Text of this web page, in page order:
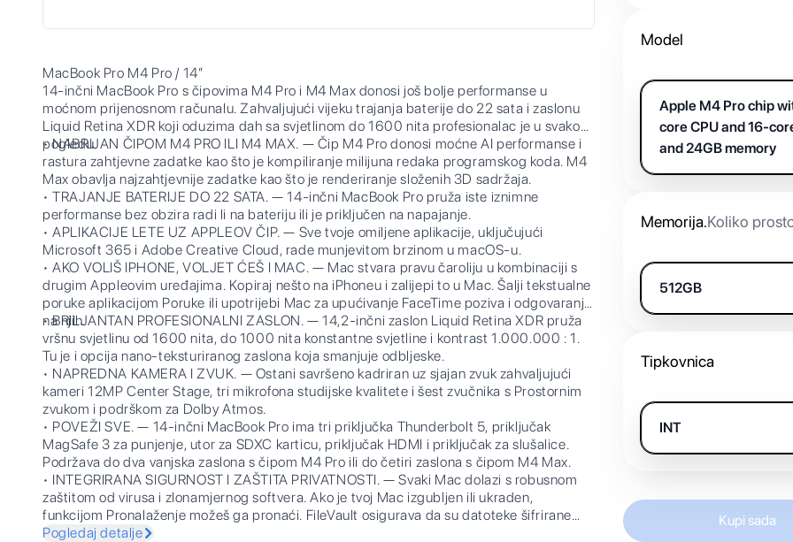
MacBook Pro M4 Pro / 14”
14-inčni MacBook Pro s čipovima M4 Pro i M4 Max donosi još bolje performanse u
moćnom prijenosnom računalu. Zahvaljujući vijeku trajanja baterije do 22 sata i zaslonu
Liquid Retina XDR koji oduzima dah sa svjetlinom do 1600 nita profesionalac je u svakom
pogledu.
• NABRIJAN ČIPOM M4 PRO ILI M4 MAX. — Čip M4 Pro donosi moćne AI performanse i
rastura zahtjevne zadatke kao što je kompiliranje milijuna redaka programskog koda. M4
Max obavlja najzahtjevnije zadatke kao što je renderiranje složenih 3D sadržaja.
• TRAJANJE BATERIJE DO 22 SATA. — 14-inčni MacBook Pro pruža iste iznimne
performanse bez obzira radi li na bateriju ili je priključen na napajanje.
• APLIKACIJE LETE UZ APPLEOV ČIP. — Sve tvoje omiljene aplikacije, uključujući
Microsoft 365 i Adobe Creative Cloud, rade munjevitom brzinom u macOS-u.
• AKO VOLIŠ IPHONE, VOLJET ĆEŠ I MAC. — Mac stvara pravu čaroliju u kombinaciji s
drugim Appleovim uređajima. Kopiraj nešto na iPhoneu i zalijepi to u Mac. Šalji tekstualne
poruke aplikacijom Poruke ili upotrijebi Mac za upućivanje FaceTime poziva i odgovaranje
na njih.
• BRILJANTAN PROFESIONALNI ZASLON. — 14,2-inčni zaslon Liquid Retina XDR pruža
vršnu svjetlinu od 1600 nita, do 1000 nita konstantne svjetline i kontrast 1.000.000 : 1.
Tu je i opcija nano-teksturiranog zaslona koja smanjuje odbljeske.
• NAPREDNA KAMERA I ZVUK. — Ostani savršeno kadriran uz sjajan zvuk zahvaljujući
kameri 12MP Center Stage, tri mikrofona studijske kvalitete i šest zvučnika s Prostornim
zvukom i podrškom za Dolby Atmos.
• POVEŽI SVE. — 14-inčni MacBook Pro ima tri priključka Thunderbolt 5, priključak
MagSafe 3 za punjenje, utor za SDXC karticu, priključak HDMI i priključak za slušalice.
Podržava do dva vanjska zaslona s čipom M4 Pro ili do četiri zaslona s čipom M4 Max.
• INTEGRIRANA SIGURNOST I ZAŠTITA PRIVATNOSTI. — Svaki Mac dolazi s robusnom
zaštitom od virusa i zlonamjernog softvera. Ako je tvoj Mac izgubljen ili ukraden,
funkcijom Pronalaženje možeš ga pronaći. FileVault osigurava da su datoteke šifrirane
kako im drugi ne bi pristupili. Besplatna sigurnosna ažuriranja štite tvoj Mac.
Pogledaj detalje
Model
Apple M4 Pro chip
core CPU and 16-
and 24GB memory
Memorija.Koliko
512GB
Tipkovnica
INT
Kupi sada